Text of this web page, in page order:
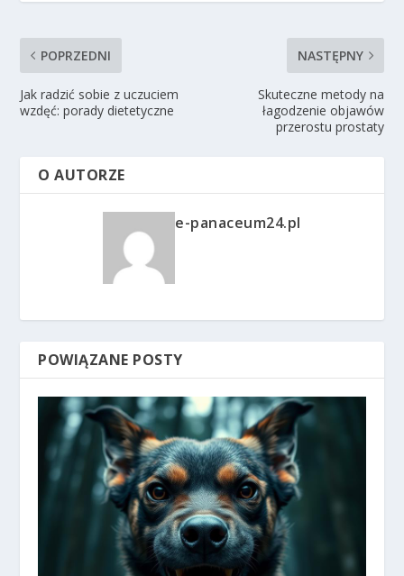
POPRZEDNI
Jak radzić sobie z uczuciem
wzdęć: porady dietetyczne
NASTĘPNY
Skuteczne metody na
łagodzenie objawów
przerostu prostaty
O AUTORZE
e-panaceum24.pl
POWIĄZANE POSTY